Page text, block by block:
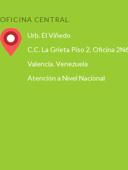
OFICINA CENTRAL
Urb. El Viñedo
C.C. La Grieta Piso 2, Oficina
Valencia. Venezuela
Atención a Nivel Nacional